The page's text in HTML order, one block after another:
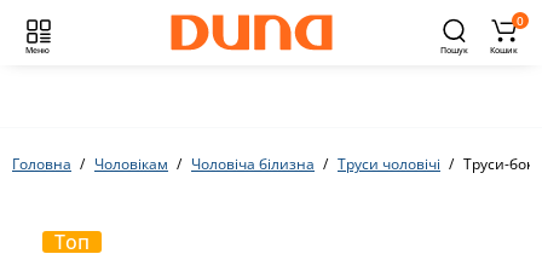
Меню Пошук
0
Кошик
Головна Чоловікам Чоловіча білизна Труси чоловічі Труси-
Топ